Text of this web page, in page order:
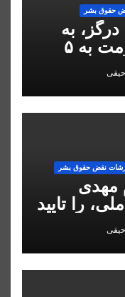
حقوق بشر
درگز، به
دلیل «مخالفت» با حکومت به ۵
نقض حقوق بشر
مهدی
را تایید